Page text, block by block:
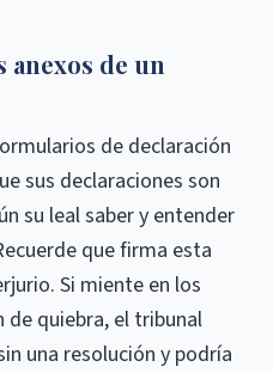
de un
de declaración
sus declaraciones son
su leal saber y entender
que firma esta
Si miente en los
quiebra, el tribunal
una resolución y podría